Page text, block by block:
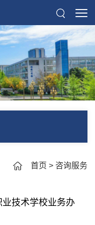
首页 > 咨询服务
技术学校业务办